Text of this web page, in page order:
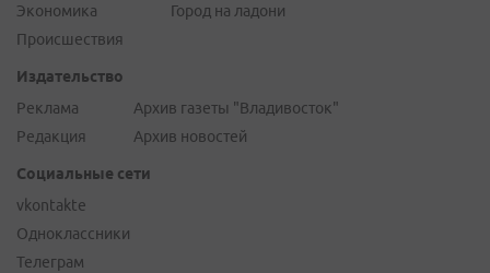
Экономика
Происшествия
Город на ладони
Издательство
Реклама
Редакция
Архив газеты "Владивосток"
Архив новостей
Социальные сети
vkontakte
Одноклассники
Телеграм